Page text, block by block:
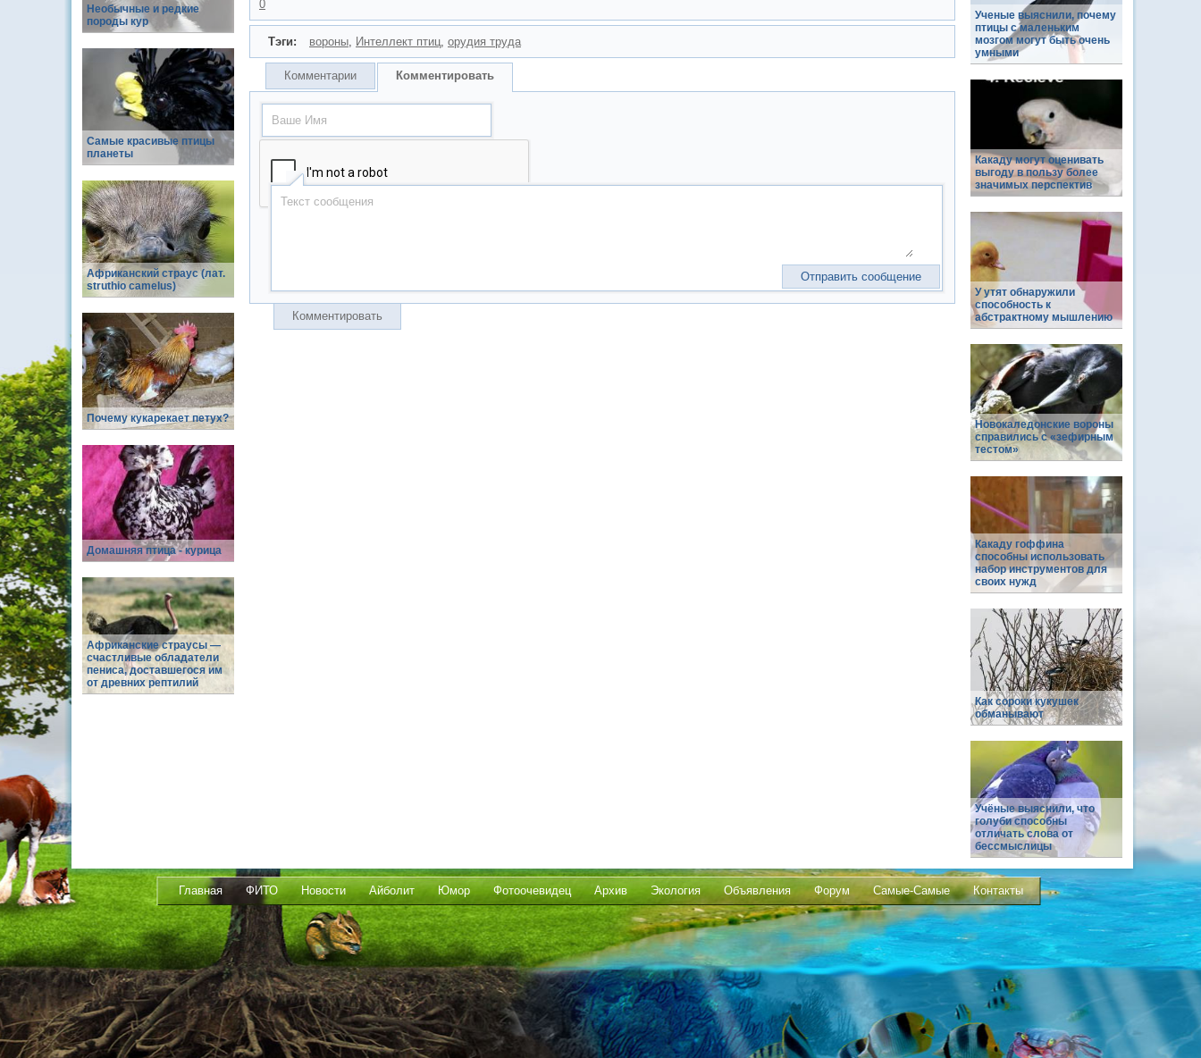
Необычные и редкие
породы кур
Самые красивые птицы
планеты
Африканский страус (лат.
struthio camelus)
Почему кукарекает петух?
Домашняя птица - курица
Африканские страусы —
счастливые обладатели
пениса, доставшегося им
от древних рептилий
0
Тэги: вороны, Интеллект птиц, орудия труда
Комментарии Комментировать
Комментировать
Ученые выяснили, почему
птицы с маленьким
мозгом могут быть очень
умными
Какаду могут оценивать
выгоду в пользу более
значимых перспектив
У утят обнаружили
способность к
абстрактному мышлению
Новокаледонские вороны
справились с «зефирным
тестом»
Какаду гоффина
способны использовать
набор инструментов для
своих нужд
Как сороки кукушек
обманывают
Учёные выяснили, что
голуби способны
отличать слова от
бессмыслицы
Главная ФИТО Новости Айболит Юмор Фотоочевидец Архив Экология Объявления Форум Самые-Самые Контакты